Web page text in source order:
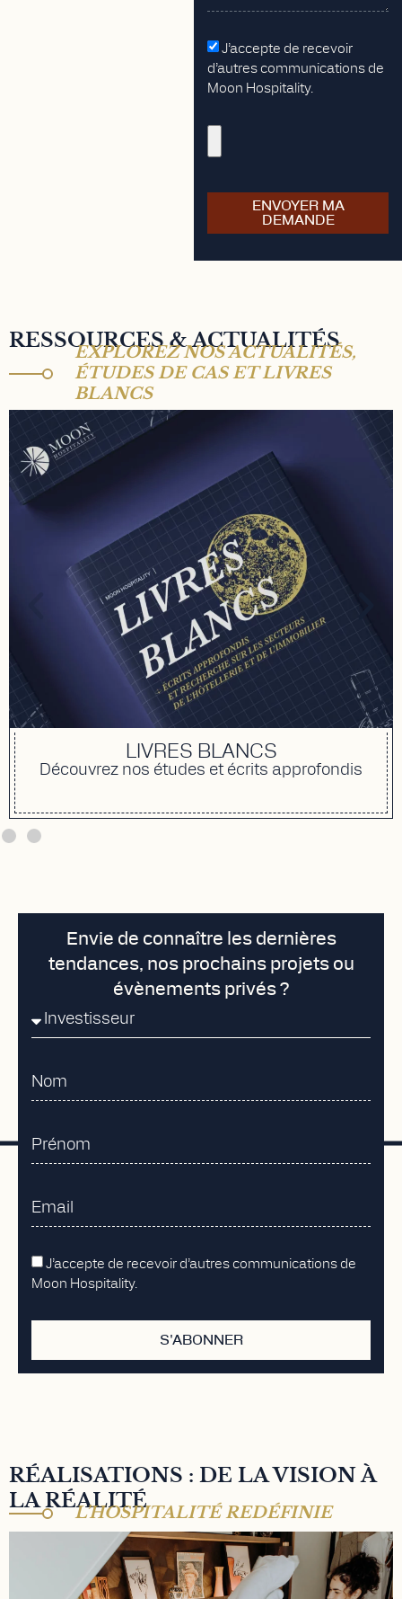
J’accepte de recevoir
d’autres communications de
Moon Hospitality.
ENVOYER MA
DEMANDE
RESSOURCES & ACTUALITÉS
EXPLOREZ NOS ACTUALITÉS,
ÉTUDES DE CAS ET LIVRES
BLANCS
LIVRES BLANCS
Découvrez nos études et écrits approfondis
Envie de connaître les dernières
tendances, nos prochains projets ou
évènements privés ?
J’accepte de recevoir d’autres communications de
Moon Hospitality.
S'ABONNER
RÉALISATIONS : DE LA VISION À
LA RÉALITÉ
L’HOSPITALITÉ REDÉFINIE
MAISON MÈRE HÔTEL 4*